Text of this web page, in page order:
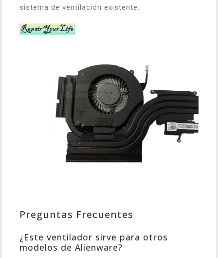
sistema de ventilación existente.
Preguntas Frecuentes
¿Este ventilador sirve para otros
modelos de Alienware?